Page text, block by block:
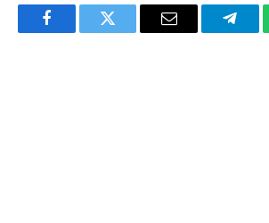
FacebookTwitter Email